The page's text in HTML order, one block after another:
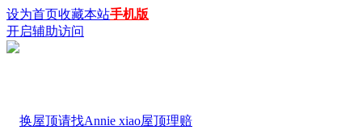
设为首页收藏本站手机版
开启辅助访问